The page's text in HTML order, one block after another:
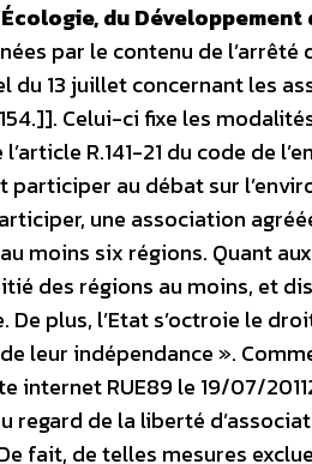
du Développement
par le contenu de l’arrêté
du 13 juillet concernant les
Celui-ci fixe les
R.141-21 du code de
au débat sur
une association
moins six régions. Quant
des régions au moins, et
plus, l’Etat s’octroie le
leur indépendance ».
internet RUE89 le 19/07/
regard de la liberté
fait, de telles mesures